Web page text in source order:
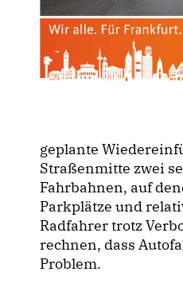
geplante
Straßenmitte zwei
Fahrbahnen, auf
Parkplätze und
Radfahrer trotz
rechnen, dass
Problem.